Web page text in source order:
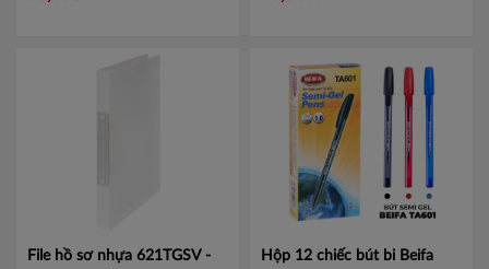
File hồ sơ nhựa 621TGSV -
Hộp 12 chiếc bút bi Beifa